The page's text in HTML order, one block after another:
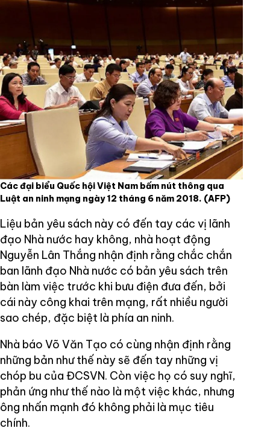
Các đại biểu Quốc hội Việt Nam bấm nút thông qua
Luật an ninh mạng ngày 12 tháng 6 năm 2018. (AFP)
Liệu bản yêu sách này có đến tay các vị lãnh
đạo Nhà nước hay không, nhà hoạt động
Nguyễn Lân Thắng nhận định rằng chắc chắn
ban lãnh đạo Nhà nước có bản yêu sách trên
bàn làm việc trước khi bưu điện đưa đến, bởi
cái này công khai trên mạng, rất nhiều người
sao chép, đặc biệt là phía an ninh.
Nhà báo Võ Văn Tạo có cùng nhận định rằng
những bản như thế này sẽ đến tay những vị
chóp bu của ĐCSVN. Còn việc họ có suy nghĩ,
phản ứng như thế nào là một việc khác, nhưng
ông nhấn mạnh đó không phải là mục tiêu
chính.